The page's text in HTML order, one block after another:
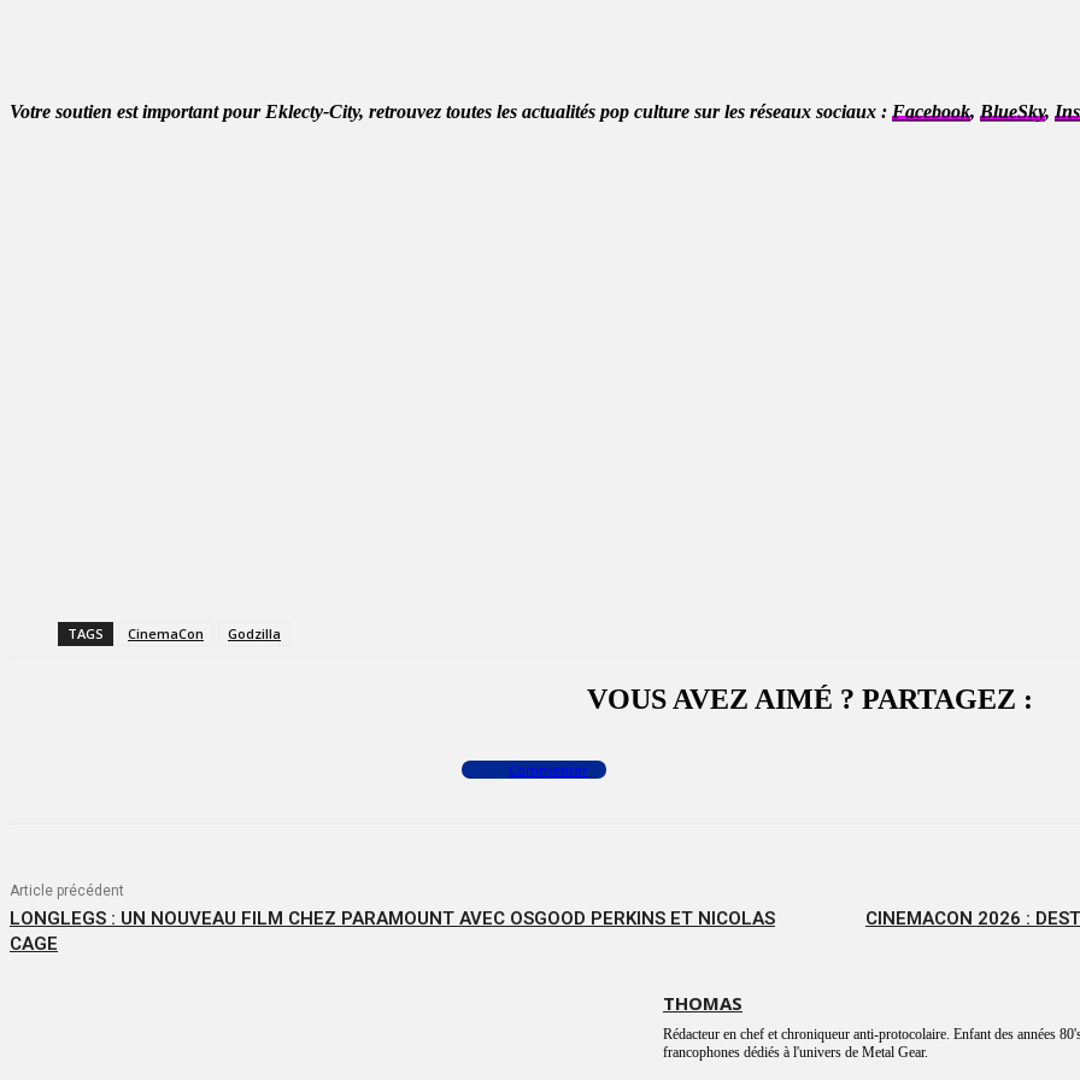
Votre soutien est important pour Eklecty-City, retrouvez toutes les actualités pop culture sur les réseaux sociaux : Facebook, BlueSky,
TAGS CinemaCon Godzilla
VOUS AVEZ AIMÉ ? PARTAGEZ :
Commenter
Article précédent
LONGLEGS : UN NOUVEAU FILM CHEZ PARAMOUNT AVEC OSGOOD PERKINS ET NICOLAS
CAGE
CINEMACON 2026 :
THOMAS
Rédacteur en chef et chroniqueur anti-protocolaire. Enfant des années
francophones dédiés à l'univers de Metal Gear.